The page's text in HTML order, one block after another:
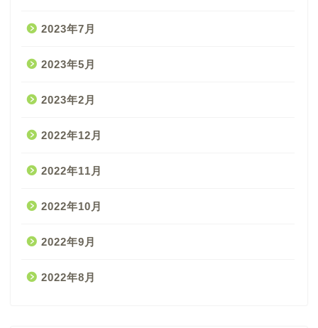
2023年7月
2023年5月
2023年2月
2022年12月
2022年11月
2022年10月
2022年9月
2022年8月